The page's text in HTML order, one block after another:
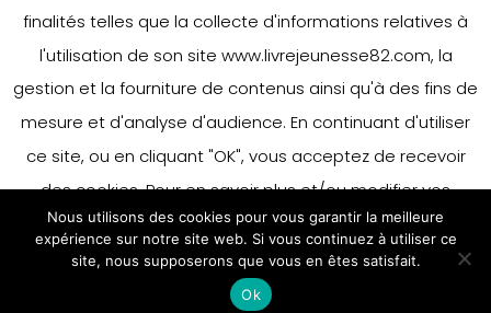
finalités telles que la collecte d'informations relatives à
l'utilisation de son site www.livrejeunesse82.com, la
gestion et la fourniture de contenus ainsi qu'à des fins de
mesure et d'analyse d'audience. En continuant d'utiliser
ce site, ou en cliquant "OK", vous acceptez de recevoir
des cookies. Pour en savoir plus et/ou modifier vos
préférences en matière de cookies, merci de vous référer
à notre politique sur les cookies.
Accepter
En savoir plus
Nous utilisons des cookies pour vous garantir la meilleure
expérience sur notre site web. Si vous continuez à utiliser ce
site, nous supposerons que vous en êtes satisfait.
Ok